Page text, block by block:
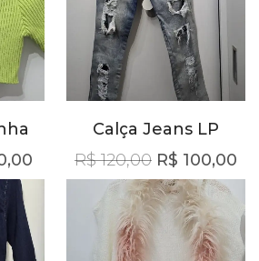
original era: R$ 120,00.
O preço atual é: R$ 90,00.
Calça Jeans LP
R$120,00 O preço
R$ 100,00